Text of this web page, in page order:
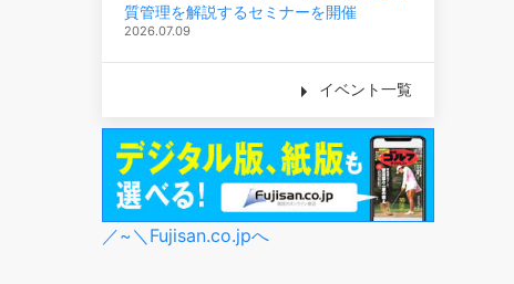
質管理を解説するセミナーを開催
2026.07.09
イベント一覧
／~＼Fujisan.co.jpへ